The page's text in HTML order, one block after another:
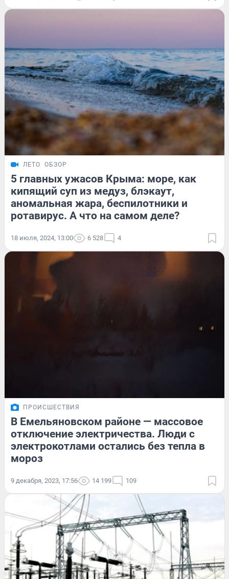
ЛЕТО ОБЗОР
5 главных ужасов Крыма: море, как
кипящий суп из медуз, блэкаут,
аномальная жара, беспилотники и
ротавирус. А что на самом деле?
18 июля, 2024, 13:00 6 528 4
ПРОИСШЕСТВИЯ
В Емельяновском районе — массовое
отключение электричества. Люди с
электрокотлами остались без тепла в
мороз
9 декабря, 2023, 17:56 14 199 109